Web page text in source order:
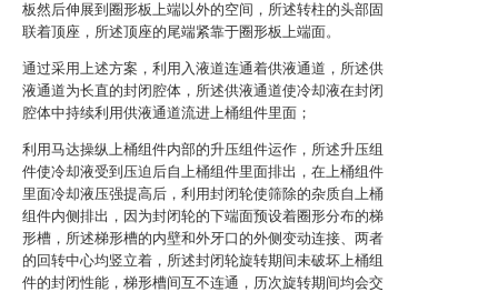
板然后伸展到圈形板上端以外的空间，所述转柱的头部固
联着顶座，所述顶座的尾端紧靠于圈形板上端面。
通过采用上述方案，利用入液道连通着供液通道，所述供
液通道为长直的封闭腔体，所述供液通道使冷却液在封闭
腔体中持续利用供液通道流进上桶组件里面；
利用马达操纵上桶组件内部的升压组件运作，所述升压组
件使冷却液受到压迫后自上桶组件里面排出，在上桶组件
里面冷却液压强提高后，利用封闭轮使筛除的杂质自上桶
组件内侧排出，因为封闭轮的下端面预设着圈形分布的梯
形槽，所述梯形槽的内壁和外牙口的外侧变动连接、两者
的回转中心均竖立着，所述封闭轮旋转期间未破坏上桶组
件的封闭性能，梯形槽间互不连通，历次旋转期间均会交